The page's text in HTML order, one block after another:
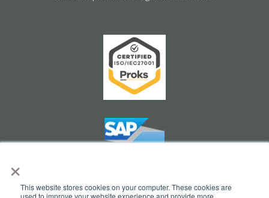
×
This website stores cookies on your computer. These cookies are
used to improve your website experience and provide more